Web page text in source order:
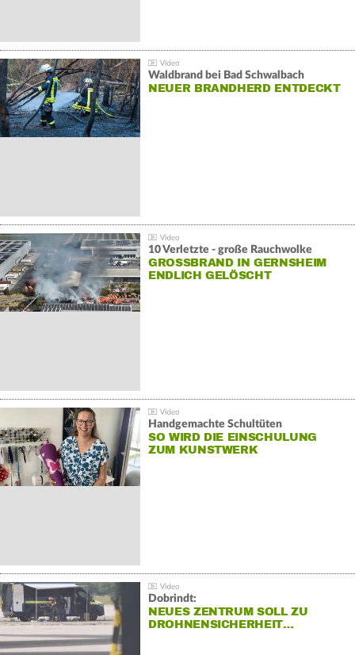
Waldbrand bei Bad Schwalbach
NEUER BRANDHERD ENTDECKT
10 Verletzte - große Rauchwolke
GROSSBRAND IN GERNSHEIM E
NDLICH GELÖSCHT
Handgemachte Schultüten
SO WIRD DIE EINSCHULUNG
ZUM KUNSTWERK
Dobrindt:
NEUES ZENTRUM SOLL ZU
DROHNENSICHERHEIT…